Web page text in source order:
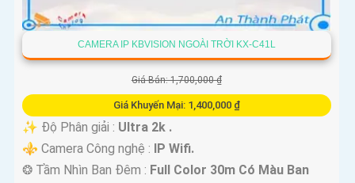
CAMERA IP KBVISION NGOÀI TRỜI KX-C41L
Giá Bán: 1,700,000 ₫
Giá Khuyến Mại: 1,400,000 ₫
✨ Độ Phân giải : Ultra 2k .
⚜️ Camera Công nghệ :
IP Wifi.
❂ Tầm Nhìn Ban Đêm : Full Color 30m Có Màu Ban